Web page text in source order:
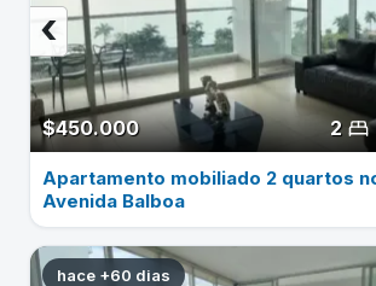
$450.000 2
‹
Apartamento mobiliado 2 quartos
Avenida Balboa
hace +60 dias